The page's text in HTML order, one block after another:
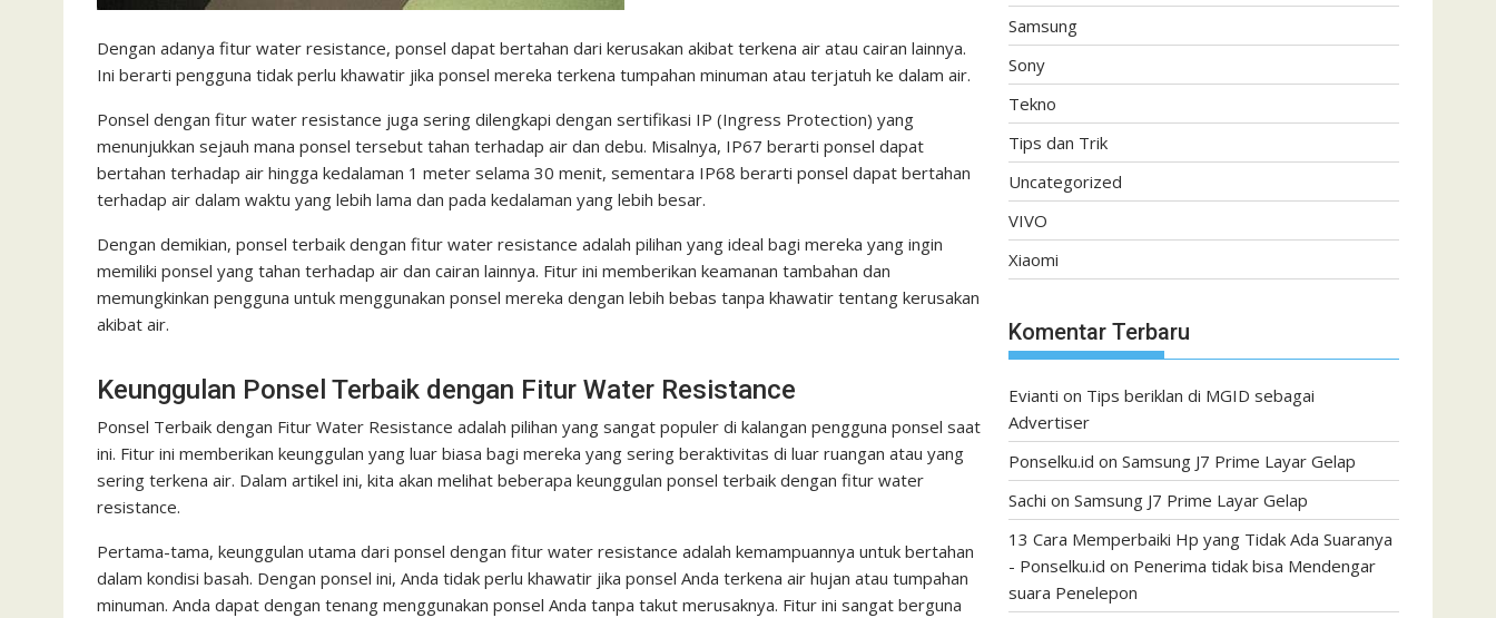
Dengan adanya fitur water resistance, ponsel dapat bertahan dari kerusakan akibat terkena air atau cairan lainnya.
Ini berarti pengguna tidak perlu khawatir jika ponsel mereka terkena tumpahan minuman atau terjatuh ke dalam air.
Ponsel dengan fitur water resistance juga sering dilengkapi dengan sertifikasi IP (Ingress Protection) yang
menunjukkan sejauh mana ponsel tersebut tahan terhadap air dan debu. Misalnya, IP67 berarti ponsel dapat
bertahan terhadap air hingga kedalaman 1 meter selama 30 menit, sementara IP68 berarti ponsel dapat bertahan
terhadap air dalam waktu yang lebih lama dan pada kedalaman yang lebih besar.
Dengan demikian, ponsel terbaik dengan fitur water resistance adalah pilihan yang ideal bagi mereka yang ingin
memiliki ponsel yang tahan terhadap air dan cairan lainnya. Fitur ini memberikan keamanan tambahan dan
memungkinkan pengguna untuk menggunakan ponsel mereka dengan lebih bebas tanpa khawatir tentang kerusakan
akibat air.
Keunggulan Ponsel Terbaik dengan Fitur Water Resistance
Ponsel Terbaik dengan Fitur Water Resistance adalah pilihan yang sangat populer di kalangan pengguna ponsel saat
ini. Fitur ini memberikan keunggulan yang luar biasa bagi mereka yang sering beraktivitas di luar ruangan atau yang
sering terkena air. Dalam artikel ini, kita akan melihat beberapa keunggulan ponsel terbaik dengan fitur water
resistance.
Pertama-tama, keunggulan utama dari ponsel dengan fitur water resistance adalah kemampuannya untuk bertahan
dalam kondisi basah. Dengan ponsel ini, Anda tidak perlu khawatir jika ponsel Anda terkena air hujan atau tumpahan
minuman. Anda dapat dengan tenang menggunakan ponsel Anda tanpa takut merusaknya. Fitur ini sangat berguna
Samsung
Sony
Tekno
Tips dan Trik
Uncategorized
VIVO
Xiaomi
Komentar Terbaru
Evianti on Tips beriklan di MGID sebagai
Advertiser
Ponselku.id on Samsung J7 Prime Layar Gelap
Sachi on Samsung J7 Prime Layar Gelap
13 Cara Memperbaiki Hp yang Tidak Ada Suaranya
- Ponselku.id on Penerima tidak bisa Mendengar
suara Penelepon